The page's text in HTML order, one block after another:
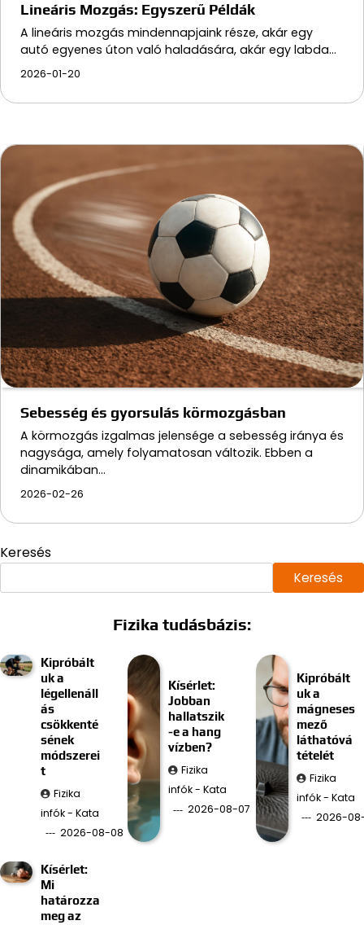
Lineáris Mozgás: Egyszerű Példák
A lineáris mozgás mindennapjaink része, akár egy
autó egyenes úton való haladására, akár egy labda…
2026-01-20
Sebesség és gyorsulás körmozgásban
A körmozgás izgalmas jelensége a sebesség iránya és
nagysága, amely folyamatosan változik. Ebben a
dinamikában…
2026-02-26
Keresés
Keresés
Fizika tudásbázis:
Kipróbált
uk a
légellenáll
ás
csökkenté
sének
módszerei
t
Fizika
infók - Kata
2026-08-08
Kísérlet:
Jobban
hallatszik
-e a hang
vízben?
Fizika
infók - Kata
2026-08-07
Kipróbált
uk a
mágneses
mező
láthatóvá
tételét
Fizika
infók - Kata
2026-
Kísérlet:
Mi
határozza
meg az